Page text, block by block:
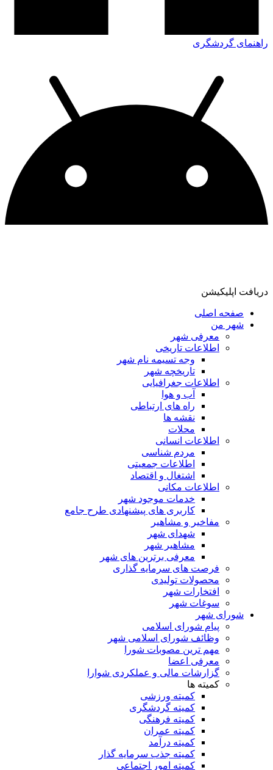
راهنمای گردشگری
دریافت اپلیکیشن
صفحه اصلی
شهر من
معرفی شهر
اطلاعات تاریخی
وجه تسیمه نام شهر
تاریخچه شهر
اطلاعات جغرافیایی
آب و هوا
راه های ارتباطی
نقشه ها
محلات
اطلاعات انسانی
مردم شناسی
اطلاعات جمعیتی
اشتغال و اقتصاد
اطلاعات مکانی
خدمات موجود شهر
کاربری های پیشنهادی طرح جامع
مفاخیر و مشاهیر
شهدای شهر
مشاهیر شهر
معرفی برترین های شهر
فرصت های سرمایه گذاری
محصولات تولیدی
افتخارات شهر
سوغات شهر
شورای شهر
پیام شورای اسلامی
وظائف شورای اسلامی شهر
مهم ترین مصوبات شورا
معرفی اعضا
گزارشات مالی و عملکردی شوارا
کمیته ها
کمیته ورزشی
کمیته گردشگری
کمیته فرهنگی
کمیته عمران
کمیته درآمد
کمیته جذب سرمایه گذار
کمیته امور اجتماعی